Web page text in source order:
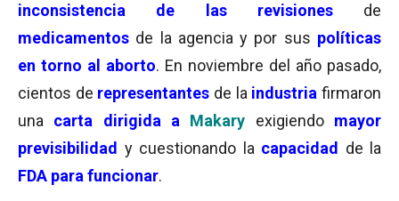
inconsistencia de las revisiones
de
medicamentos de la agencia y por sus políticas
en torno al aborto. En noviembre del año pasado,
cientos de representantes de la industria firmaron
una carta dirigida a Makary exigiendo mayor
previsibilidad y cuestionando la capacidad
de la
FDA para funcionar.